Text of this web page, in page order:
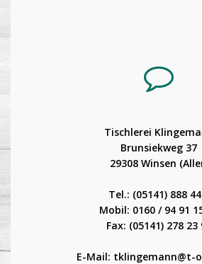
Tischlerei
Brunsiekweg 37
29308 Winsen
Tel.: (05141) 888
Mobil: 0160 / 94 91
Fax: (05141) 278 23
E-Mail: tklingemann@t-